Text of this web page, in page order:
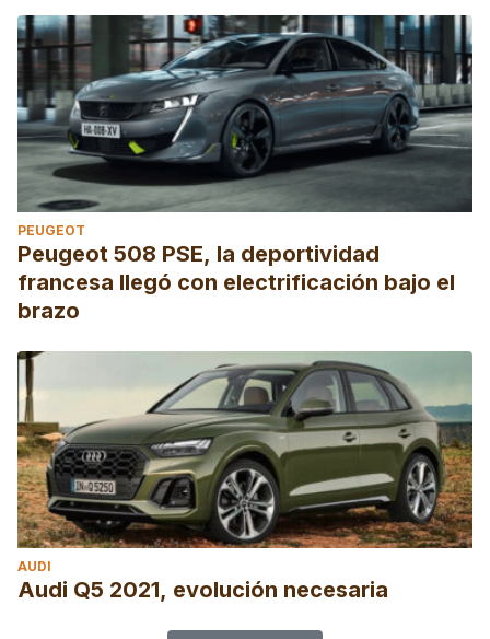
PEUGEOT
Peugeot 508 PSE, la deportividad
francesa llegó con electrificación bajo el
brazo
AUDI
Audi Q5 2021, evolución necesaria